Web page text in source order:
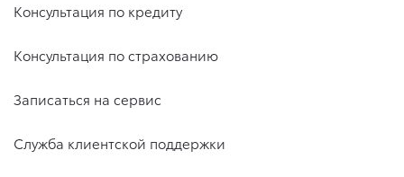
Консультация по кредиту
Консультация по страхованию
Записаться на сервис
Служба клиентской поддержки